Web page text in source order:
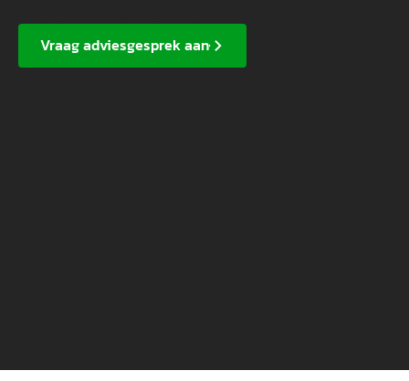
Vraag adviesgesprek aan